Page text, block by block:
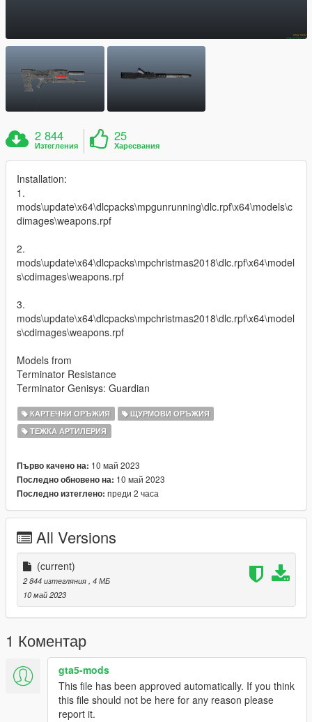
2 844
Изтегления
25
Харесвания
Installation:
1.
mods\update\x64\dlcpacks\mpgunrunning\dlc.rpf\x64\models\c
dimages\weapons.rpf
2.
mods\update\x64\dlcpacks\mpchristmas2018\dlc.rpf\x64\model
s\cdimages\weapons.rpf
3.
mods\update\x64\dlcpacks\mpchristmas2018\dlc.rpf\x64\model
s\cdimages\weapons.rpf
Models from
Terminator Resistance
Terminator Genisys: Guardian
КАРТЕЧНИ ОРЪЖИЯ
ЩУРМОВИ ОРЪЖИЯ
ТЕЖКА АРТИЛЕРИЯ
Първо качено на: 10 май 2023
Последно обновено на: 10 май 2023
Последно изтеглено: преди 2 часа
All Versions
(current)
2 844 изтегляния , 4 МБ
10 май 2023
1 Коментар
gta5-mods
This file has been approved automatically. If you think
this file should not be here for any reason please
report it.